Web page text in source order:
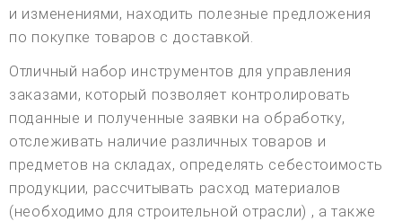
и изменениями, находить полезные предложения
по покупке товаров с доставкой.
Отличный набор инструментов для управления
заказами, который позволяет контролировать
поданные и полученные заявки на обработку,
отслеживать наличие различных товаров и
предметов на складах, определять себестоимость
продукции, рассчитывать расход материалов
(необходимо для строительной отрасли) , а также